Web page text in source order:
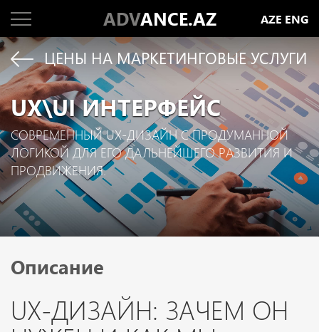
ADVANCE.AZ AZE ENG
ЦЕНЫ НА МАРКЕТИНГОВЫЕ УСЛУГИ
UX\UI ИНТЕРФЕЙС
СОВРЕМЕННЫЙ UX-ДИЗАЙН С ПРОДУМАННОЙ
ЛОГИКОЙ ДЛЯ ЕГО ДАЛЬНЕЙШЕГО РАЗВИТИЯ И
ПРОДВИЖЕНИЯ.
Описание
UX-ДИЗАЙН: ЗАЧЕМ ОН